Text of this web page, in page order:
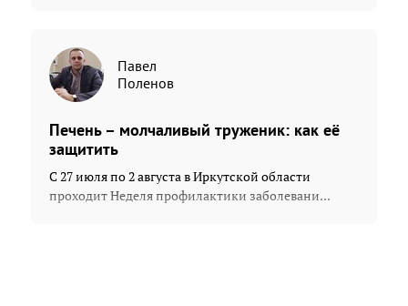
Павел
Поленов
Печень – молчаливый труженик: как её
защитить
С 27 июля по 2 августа в Иркутской области
проходит Неделя профилактики заболевани...